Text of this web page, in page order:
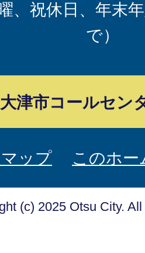
、祝休日、年末
で）
大津市コールセン
ップ このホ
(c) 2025 Otsu City.